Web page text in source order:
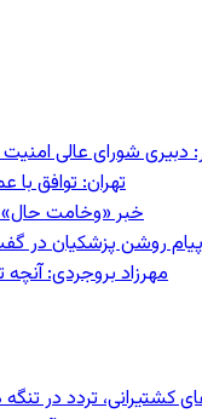
دبیری شورای عالی
تهران: توافق
خبر «وخامت حال»
مهرزاد بروجردی:
کشتیرانی، تردد